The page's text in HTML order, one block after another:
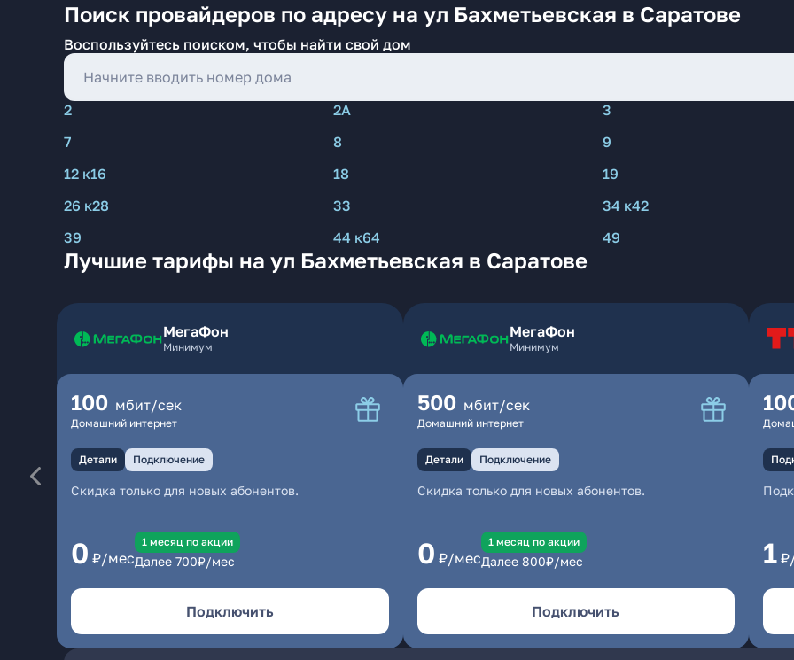
Поиск провайдеров по адресу на ул Бахметьевская в Саратове
Воспользуйтесь поиском, чтобы найти свой дом
2 2А 3
7
8 9
12 к16
18 19
26 к28
33 34 к42
39
44 к64 49
Лучшие тарифы на ул Бахметьевская в Саратове
МегаФон
Минимум
100 мбит/сек
Домашний интернет
Детали Подключение
Скидка только для новых абонентов.
0 ₽/мес
1 месяц по акции
Далее 700₽/мес
Подключить
МегаФон
Минимум
500 мбит/сек
Домашний интернет
Детали Подключение
Скидка только для новых абонентов.
0 ₽/мес
1 месяц по акции
Далее 800₽/мес
Подключить
1